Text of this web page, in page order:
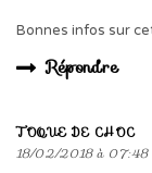
Bonnes infos sur
Répondre
TOQUE DE CHOC
18/02/2018 à 07:48